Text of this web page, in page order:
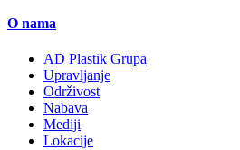
O nama
AD Plastik Grupa
Upravljanje
Održivost
Nabava
Mediji
Lokacije